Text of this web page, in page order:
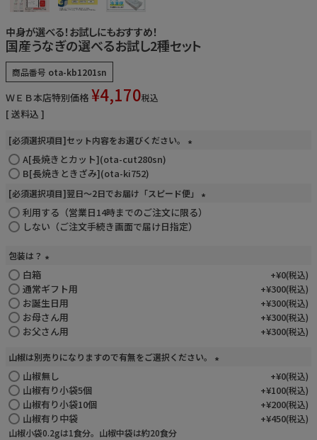
中身が選べる！お試しにもおすすめ！
国産うなぎの選べるお試し2種セット
商品番号 ota-kb1201sn
ＷＥＢ本店特別価格 ¥4,170税込
送料込
[必須選択項目]セット内容をお選びください。
)
A[長焼きとカット](ota-cut280sn)
B[長焼きときざみ](ota-ki752)
[必須選択項目]翌日～2日でお届け「スピード便」
利用する（営業日14時までのご注文に限る）
しない（ご注文手続き画面で届け日指定）
包装は？
必
須
)
白箱 +¥0 税込
通常ギフト用 +¥300 税込
お誕生日用 +¥300 税込
お母さん用 +¥300 税込
お父さん用 +¥300 税込
山椒は別売りになりますので有無をご選択ください。
山椒無し +¥0 税込
山椒有り小袋5個 +¥100 税込
山椒有り小袋10個 +¥200 税込
山椒有り中袋 +¥450 税込
山椒小袋0.2gは1食分。山椒中袋は約20食分
0120-59-2580
受付時間 平日10:00～17:00
業務用卸売も行っております